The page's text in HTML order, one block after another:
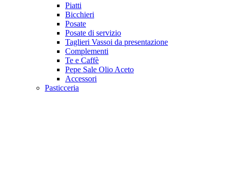
Piatti
Bicchieri
Posate
Posate di servizio
Taglieri Vassoi da presentazione
Complementi
Te e Caffè
Pepe Sale Olio Aceto
Accessori
Pasticceria